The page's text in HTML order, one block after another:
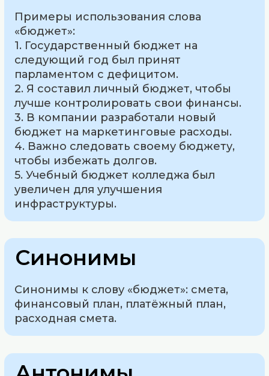
Примеры использования слова
«бюджет»:
1. Государственный бюджет на
следующий год был принят
парламентом с дефицитом.
2. Я составил личный бюджет, чтобы
лучше контролировать свои финансы.
3. В компании разработали новый
бюджет на маркетинговые расходы.
4. Важно следовать своему бюджету,
чтобы избежать долгов.
5. Учебный бюджет колледжа был
увеличен для улучшения
инфраструктуры.
Синонимы
Синонимы к слову «бюджет»: смета,
финансовый план, платёжный план,
расходная смета.